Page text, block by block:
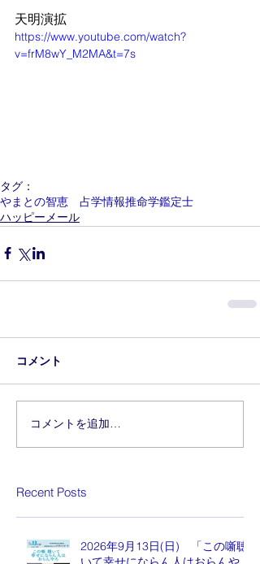
天明演拡
https://www.youtube.com/watch?
v=frM8wY_M2MA&t=7s
タグ：
やまとの智恵 占学情報推命学鑑定士
ハッピーメール
コメント
コメントを追加…
Recent Posts
2026年9月13日(日) 「この噺聴